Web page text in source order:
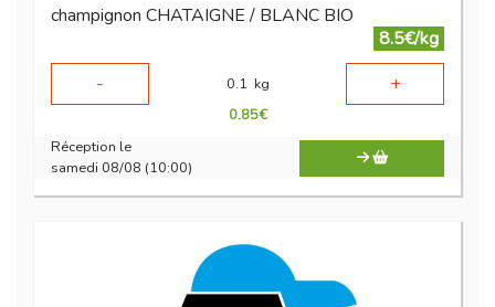
champignon CHATAIGNE / BLANC BIO
8.5€/kg
-
0.1 kg +
0.85€
Réception le
samedi 08/08 (10:00)